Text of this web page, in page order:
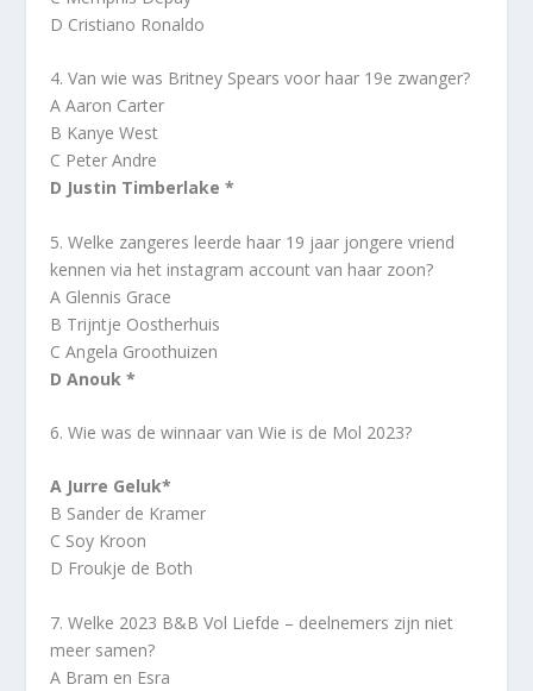
D Cristiano Ronaldo
4. Van wie was Britney Spears voor haar 19e zwanger?
A Aaron Carter
B Kanye West
C Peter Andre
D Justin Timberlake *
5. Welke zangeres leerde haar 19 jaar jongere vriend
kennen via het instagram account van haar zoon?
A Glennis Grace
B Trijntje Oostherhuis
C Angela Groothuizen
D Anouk *
6. Wie was de winnaar van Wie is de Mol 2023?
A Jurre Geluk*
B Sander de Kramer
C Soy Kroon
D Froukje de Both
7. Welke 2023 B&B Vol Liefde – deelnemers zijn niet
meer samen?
A Bram en Esra